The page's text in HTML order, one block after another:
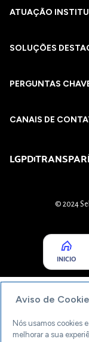
ATUAÇÃO
SOLUÇÕES
PERGUNTAS
CANAIS DE
LGPD
© 2024
INICIO
Aviso de
Nós usamos cookies
melhorar a sua